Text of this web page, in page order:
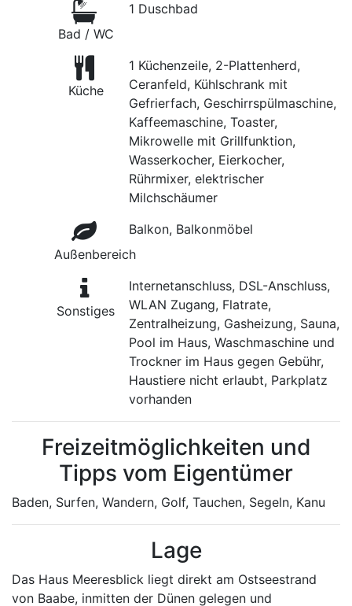
Bad / WC
1 Duschbad
Küche
1 Küchenzeile, 2-Plattenherd,
Ceranfeld, Kühlschrank mit
Gefrierfach, Geschirrspülmaschine,
Kaffeemaschine, Toaster,
Mikrowelle mit Grillfunktion,
Wasserkocher, Eierkocher,
Rührmixer, elektrischer
Milchschäumer
Außenbereich
Balkon, Balkonmöbel
Sonstiges
Internetanschluss, DSL-Anschluss,
WLAN Zugang, Flatrate,
Zentralheizung, Gasheizung, Sauna,
Pool im Haus, Waschmaschine und
Trockner im Haus gegen Gebühr,
Haustiere nicht erlaubt, Parkplatz
vorhanden
Freizeitmöglichkeiten und
Tipps vom Eigentümer
Baden, Surfen, Wandern, Golf, Tauchen, Segeln, Kanu
Lage
Das Haus Meeresblick liegt direkt am Ostseestrand
von Baabe, inmitten der Dünen gelegen und